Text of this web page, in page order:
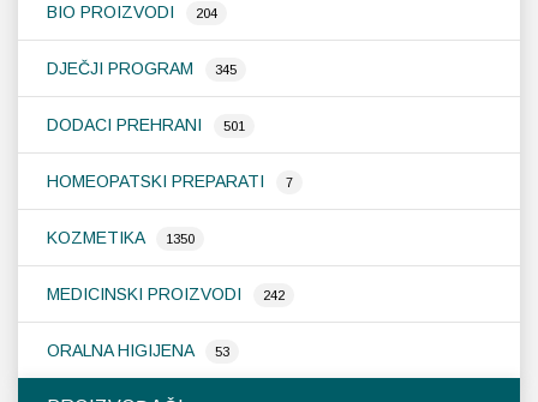
BIO PROIZVODI 204
DJEČJI PROGRAM 345
DODACI PREHRANI 501
HOMEOPATSKI PREPARATI 7
KOZMETIKA 1350
MEDICINSKI PROIZVODI 242
ORALNA HIGIJENA 53